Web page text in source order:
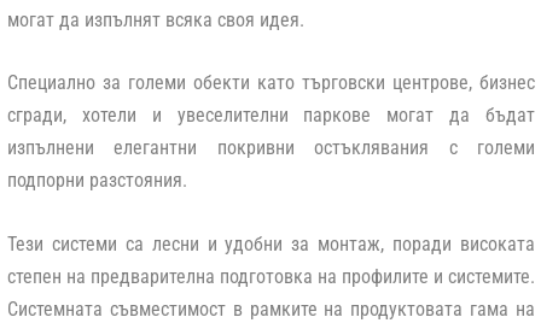
могат да изпълнят всяка своя идея.
Специално за големи обекти като търговски центрове, бизнес
сгради, хотели и увеселителни паркове могат да бъдат
изпълнени елегантни покривни остъклявания с големи
подпорни разстояния.
Тези системи са лесни и удобни за монтаж, поради високата
степен на предварителна подготовка на профилите и системите.
Системната съвместимост в рамките на продуктовата гама на